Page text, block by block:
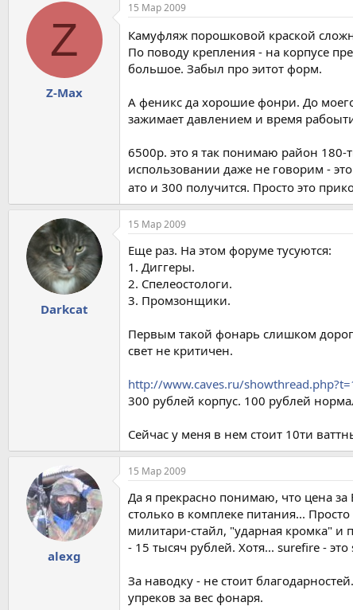
Z
Z-Max
15 Мар 2009
Камуфляж порошковой краской
По поводу крепления - на корпусе
большое. Забыл про эитот форм.
А феникс да хорошие фонри. До
зажимает давлением и время
6500р. это я так понимаю район 180-
использовании даже не говорим -
ато и 300 получится. Просто это
Darkcat
15 Мар 2009
Еще раз. На этом форуме тусуются:
1. Диггеры.
2. Спелеостологи.
3. Промзонщики.
Первым такой фонарь слишком
свет не критичен.
http://www.caves.ru/
300 рублей корпус. 100 рублей
Сейчас у меня в нем стоит 10ти
alexg
15 Мар 2009
Да я прекрасно понимаю, что цена
столько в комплеке питания...
милитари-стайл, "ударная кромка" и
- 15 тысяч рублей. Хотя... surefire - это
За наводку - не стоит
упреков за вес фонаря.